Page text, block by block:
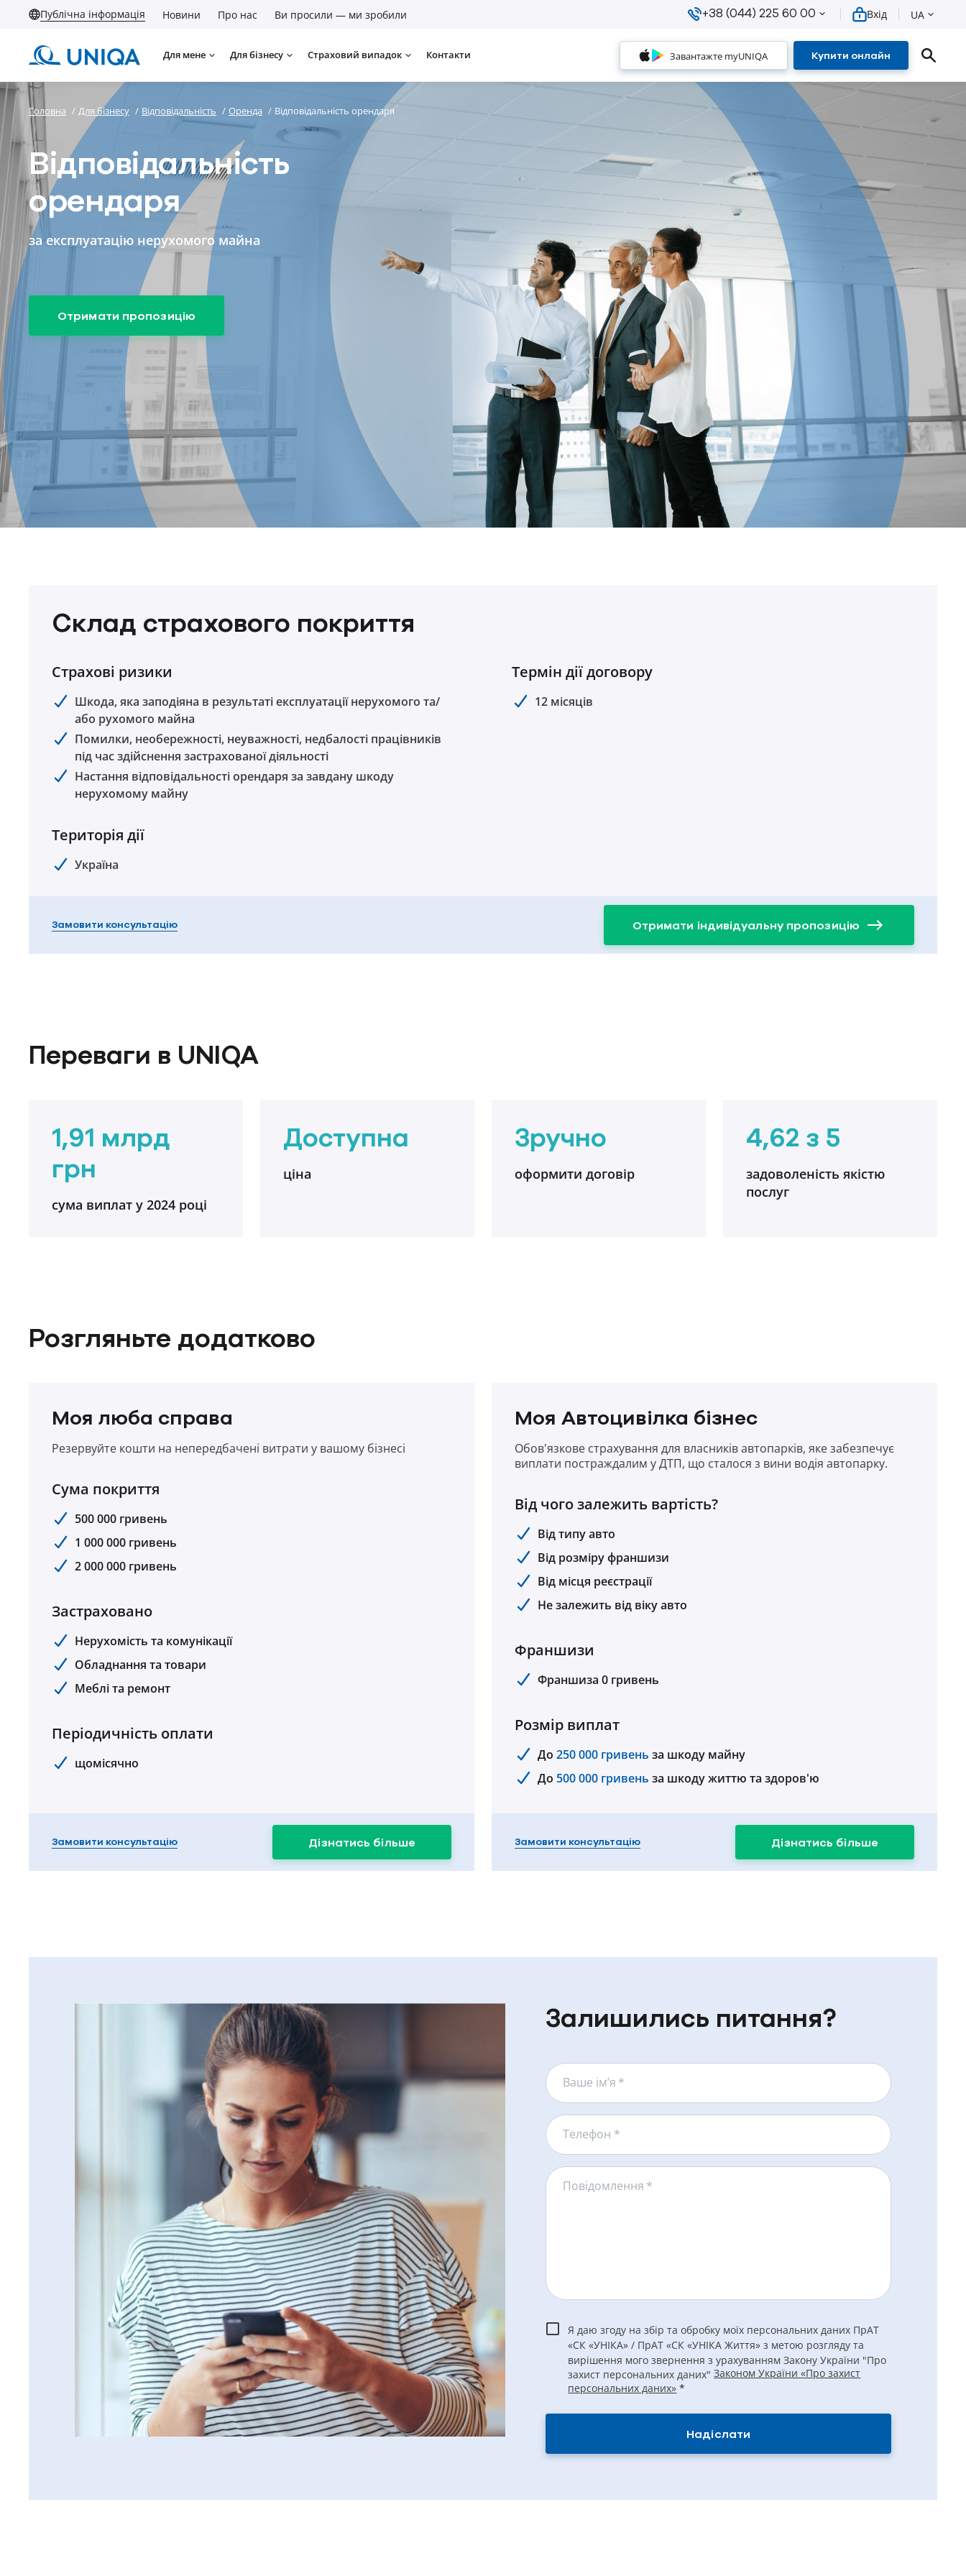
Публічна інформація Новини Про нас Ви просили — ми зробили +38 (044) 225 60 00 Вхід UA
Для мене Для бізнесу Страховий випадок Контакти Завантажте myUNIQA Купити онлайн
Головна / Для бізнесу / Відповідальність / Оренда / Відповідальність орендаря
Відповідальність
орендаря
за експлуатацію нерухомого майна
Отримати пропозицію
Склад страхового покриття
Страхові ризики
Шкода, яка заподіяна в результаті експлуатації нерухомого та/
або рухомого майна
Помилки, необережності, неуважності, недбалості працівників
під час здійснення застрахованої діяльності
Настання відповідальності орендаря за завдану шкоду
нерухомому майну
Територія дії
Україна
Термін дії договору
12 місяців
Замовити консультацію Отримати індивідуальну пропозицію
Переваги в UNIQA
1,91 млрд
грн
сума виплат у 2024 році
Доступна
ціна
Зручно
оформити договір
4,62 з 5
задоволеність якістю
послуг
Розгляньте додатково
Моя люба справа
Резервуйте кошти на непередбачені витрати у вашому бізнесі
Сума покриття
500 000 гривень
1 000 000 гривень
2 000 000 гривень
Застраховано
Нерухомість та комунікації
Обладнання та товари
Меблі та ремонт
Періодичність оплати
щомісячно
Замовити консультацію Дізнатись більше
Моя Автоцивілка бізнес
Обов'язкове страхування для власників автопарків, яке забезпечує
виплати постраждалим у ДТП, що сталося з вини водія автопарку.
Від чого залежить вартість?
Від типу авто
Від розміру франшизи
Від місця реєстрації
Не залежить від віку авто
Франшизи
Франшиза 0 гривень
Розмір виплат
До 250 000 гривень за шкоду майну
До 500 000 гривень за шкоду життю та здоров'ю
Замовити консультацію Дізнатись більше
Залишились питання?
Ваше ім’я *
Телефон *
Повідомлення *
Я даю згоду на збір та обробку моїх персональних даних ПрАТ
«СК «УНІКА» / ПрАТ «СК «УНІКА Життя» з метою розгляду та
вирішення мого звернення з урахуванням Закону України "Про
захист персональних даних" Законом України «Про захист
персональних даних» *
Надіслати